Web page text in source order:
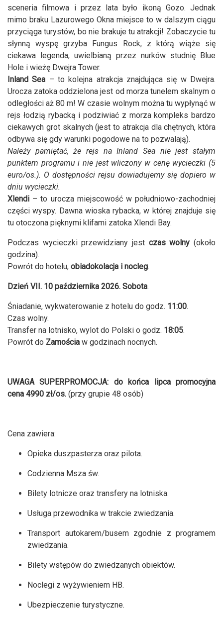
sceneria filmowa i przez lata było ikoną Gozo. Jednak
mimo braku Lazurowego Okna miejsce to w dalszym ciągu
przyciąga turystów, bo nie brakuje tu atrakcji! Zobaczycie tu
słynną wyspę grzyba Fungus Rock, z którą wiąże się
ciekawa legenda, uwielbianą przez nurków studnię Blue
Hole i wieżę Dwejra Tower.
Inland Sea – to kolejna atrakcja znajdująca się w Dwejra.
Urocza zatoka oddzielona jest od morza tunelem skalnym o
odległości aż 80 m! W czasie wolnym można tu wypłynąć w
rejs łodzią rybacką i podziwiać z morza kompleks bardzo
ciekawych grot skalnych (jest to atrakcja dla chętnych, która
odbywa się gdy warunki pogodowe na to pozwalają).
Należy pamiętać, że rejs na Inland Sea nie jest stałym
punktem programu i nie jest wliczony w cenę wycieczki (5
euro/os.). O dostępności rejsu dowiadujemy się dopiero w
dniu wycieczki.
Xlendi – to urocza miejscowość w południowo-zachodniej
części wyspy. Dawna wioska rybacka, w której znajduje się
tu otoczona pięknymi klifami zatoka Xlendi Bay.
Podczas wycieczki przewidziany jest czas wolny (około
godzina).
Powrót do hotelu, obiadokolacja i nocleg.
Dzień VII. 10 października 2026. Sobota.
Śniadanie, wykwaterowanie z hotelu do godz. 11:00.
Czas wolny.
Transfer na lotnisko, wylot do Polski o godz. 18:05.
Powrót do Zamościa w godzinach nocnych.
UWAGA SUPERPROMOCJA: do końca lipca promocyjna
cena 4990 zł/os. (przy grupie 48 osób)
Cena zawiera:
Opieka duszpasterza oraz pilota.
Codzienna Msza św.
Bilety lotnicze oraz transfery na lotniska.
Usługa przewodnika w trakcie zwiedzania.
Transport autokarem/busem zgodnie z programem
zwiedzania.
Bilety wstępów do zwiedzanych obiektów.
Noclegi z wyżywieniem HB.
Ubezpieczenie turystyczne.